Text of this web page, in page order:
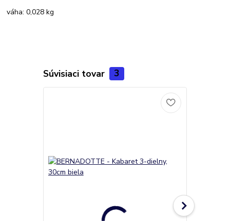
váha: 0,028 kg
Súvisiaci tovar 3